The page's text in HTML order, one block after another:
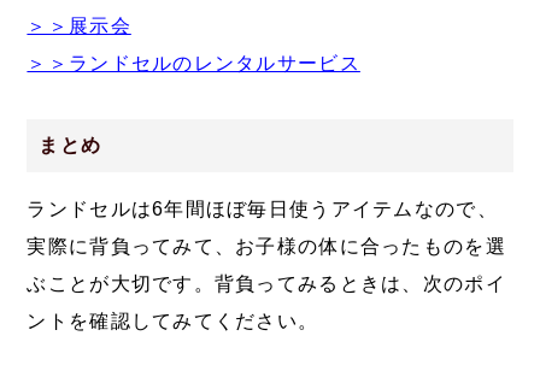
＞＞展示会
＞＞ランドセルのレンタルサービス
まとめ
ランドセルは6年間ほぼ毎日使うアイテムなので、
実際に背負ってみて、お子様の体に合ったものを選
ぶことが大切です。背負ってみるときは、次のポイ
ントを確認してみてください。